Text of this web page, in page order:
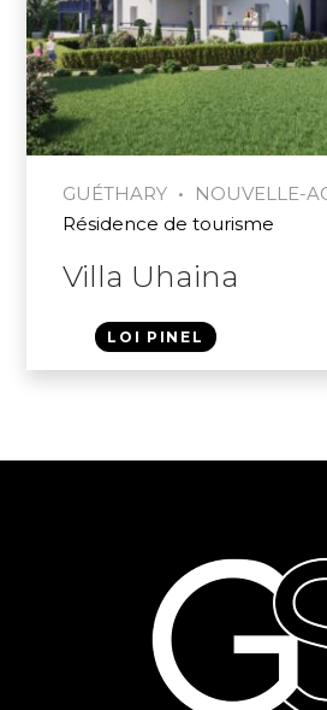
GUÉTHARY •
NOUVELLE-
Résidence de tourisme
Villa Uhaina
LOI PINEL